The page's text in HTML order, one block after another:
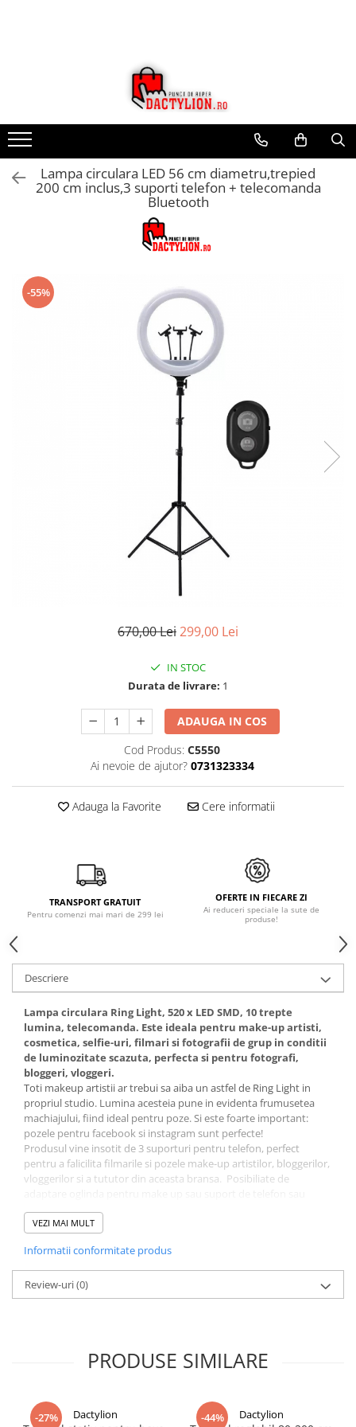
Lampa circulara LED 56 cm diametru,trepied
200 cm inclus,3 suporti telefon + telecomanda
Bluetooth
-55%
670,00 Lei299,00 Lei
IN STOC
Durata de livrare: 1
ADAUGA IN COS
Cod Produs: C5550
Ai nevoie de ajutor? 0731323334
Adauga la Favorite Cere informatii
TRANSPORT GRATUIT
Pentru comenzi mai mari de 299 lei
OFERTE IN FIECARE ZI
Ai reduceri speciale la sute de
produse!
Descriere
Lampa circulara Ring Light, 520 x LED SMD, 10 trepte
lumina, telecomanda. Este ideala pentru make-up artisti,
cosmetica, selfie-uri, filmari si fotografii de grup in conditii
de luminozitate scazuta, perfecta si pentru fotografi,
bloggeri, vloggeri.
Toti makeup artistii ar trebui sa aiba un astfel de Ring Light in
propriul studio. Lumina acesteia pune in evidenta frumusetea
machiajului, fiind ideal pentru poze. Si este foarte important:
pozele pentru facebook si instagram sunt perfecte!
Produsul vine insotit de 3 suporturi pentru telefon, perfect
pentru a falicilita filmarile si pozele make-up artistilor, bloggerilor,
vloggerilor si a tututor din aceasta bransa. Posibiliate de
aparat foto video, iar suportul (stativul) va ofera posibilitatea sa o
fixati in pozitia ideala.
Caracteristici generale:
Sursa de lumina: LED SMD
Tip lampa: Circular
Bratul flexibil ajuta la reglarea ideala a cadrului pentru o pozitie
Culoarea luminii poate fi selectata din telecomanda: lumina
alba/calda, neutra
VEZI MAI MULT
Informatii conformitate produs
Review-uri(0)
PRODUSE SIMILARE
-27% Dactylion -44% Dactylion